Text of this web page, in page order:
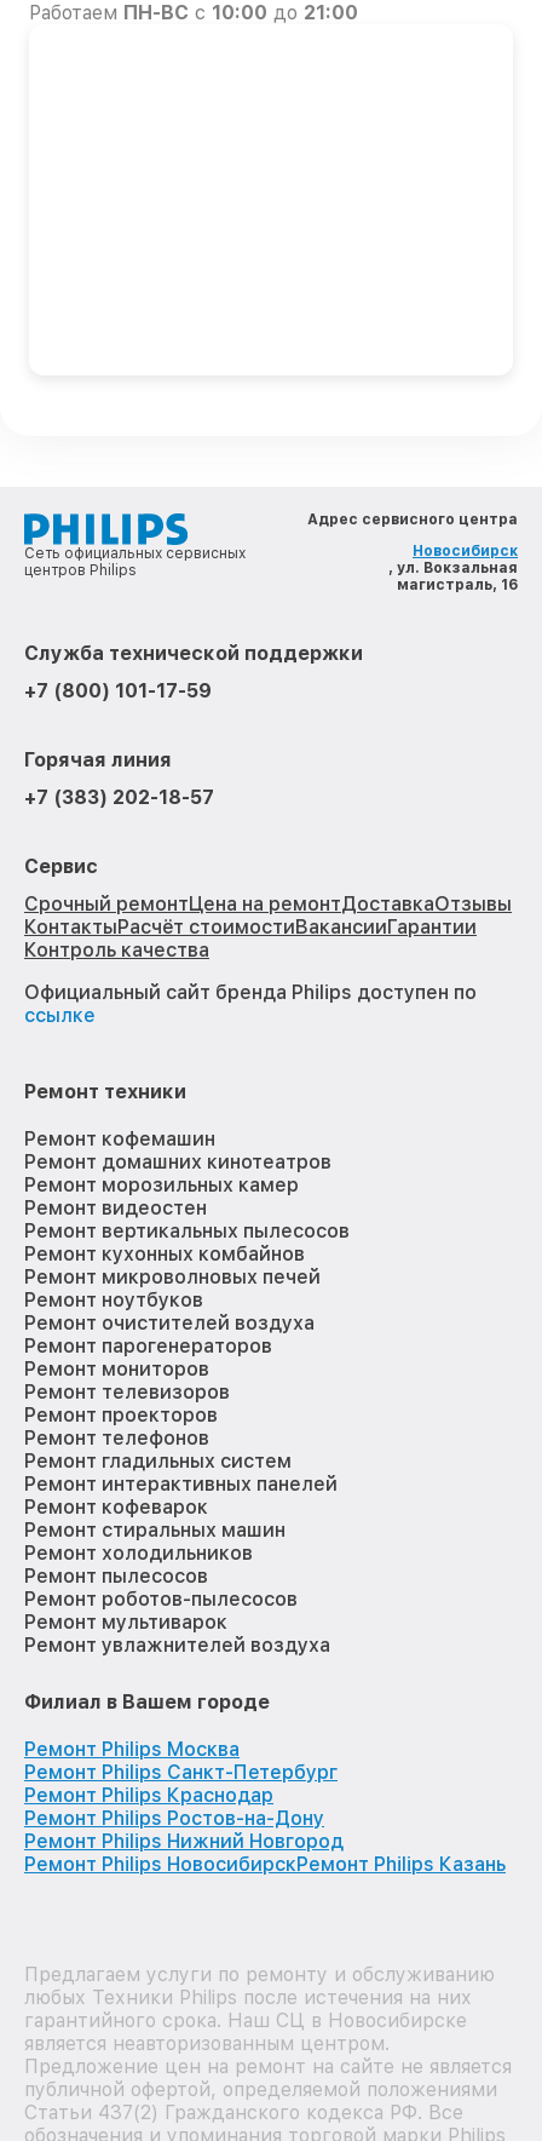
Работаем ПН-ВС с 10:00 до 21:00
Сеть официальных сервисных
центров Philips
Адрес сервисного центра
Новосибирск
, ул. Вокзальная
магистраль, 16
Служба технической поддержки
+7 (800) 101-17-59
Горячая линия
+7 (383) 202-18-57
Сервис
Срочный ремонтЦена на ремонтДоставкаОтзывы
КонтактыРасчёт стоимостиВакансииГарантии
Контроль качества
Официальный сайт бренда Philips доступен по
ссылке
Ремонт техники
Ремонт кофемашин
Ремонт домашних кинотеатров
Ремонт морозильных камер
Ремонт видеостен
Ремонт вертикальных пылесосов
Ремонт кухонных комбайнов
Ремонт микроволновых печей
Ремонт ноутбуков
Ремонт очистителей воздуха
Ремонт парогенераторов
Ремонт мониторов
Ремонт телевизоров
Ремонт проекторов
Ремонт телефонов
Ремонт гладильных систем
Ремонт интерактивных панелей
Ремонт кофеварок
Ремонт стиральных машин
Ремонт холодильников
Ремонт пылесосов
Ремонт роботов-пылесосов
Ремонт мультиварок
Ремонт увлажнителей воздуха
Филиал в Вашем городе
Ремонт Philips Москва
Ремонт Philips Санкт-Петербург
Ремонт Philips Краснодар
Ремонт Philips Ростов-на-Дону
Ремонт Philips Нижний Новгород
Ремонт Philips НовосибирскРемонт Philips Казань
Предлагаем услуги по ремонту и обслуживанию
любых Техники Philips после истечения на них
гарантийного срока. Наш СЦ в Новосибирске
является неавторизованным центром.
Предложение цен на ремонт на сайте не является
публичной офертой, определяемой положениями
Статьи 437(2) Гражданского кодекса РФ. Все
обозначения и упоминания торговой марки Philips